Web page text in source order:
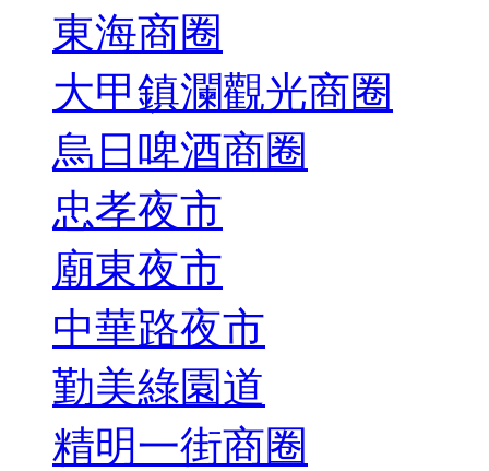
東海商圈
大甲鎮瀾觀光商圈
烏日啤酒商圈
忠孝夜市
廟東夜市
中華路夜市
勤美綠園道
精明一街商圈